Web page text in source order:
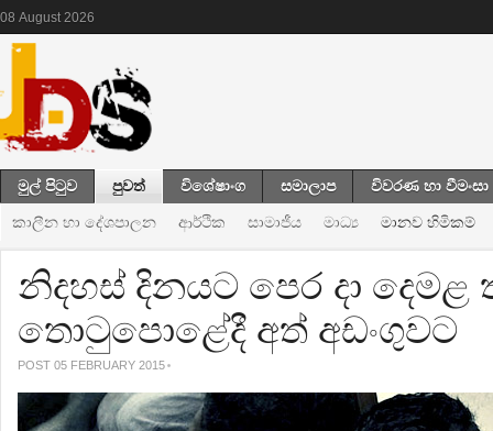
08 August 2026
මුල් පිටුව පුවත් විශේෂාංග සමාලාප විවරණ හා වීමංසා
කාලීන හා දේශපාලන ආර්ථික සාමාජීය මාධ්‍ය මානව හිමිකම්
නිදහස් දිනයට පෙර දා
තොටුපොළේදී අත් අඩංගුවට
POST 05 FEBRUARY 2015